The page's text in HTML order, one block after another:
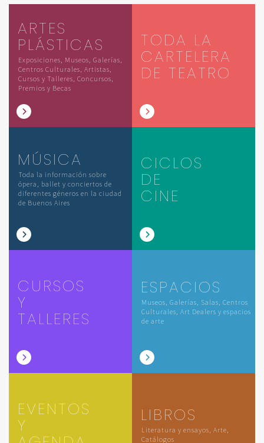
ARTES
PLÁSTICAS
Exposiciones, Museos, Galerías,
Centros Culturales, Artistas,
Cursos y Talleres, Concursos,
Premios y Becas
TODA LA
CARTELERA
DE TEATRO
MÚSICA
Toda la información sobre
ópera, ballet y conciertos de
diferentes géneros en la ciudad
de Buenos Aires
CICLOS
DE
CINE
CURSOS
Y
TALLERES
ESPACIOS
Museos, Galerías, Salas, Centros
Culturales, Art Dealers y espacios
de arte
EVENTOS
Y LIBROS
Literatura y ensayos, Arte,
Catálogos